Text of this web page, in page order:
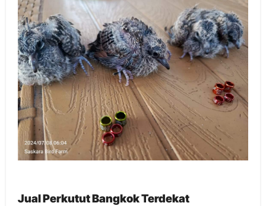
Jual Perkutut Bangkok Terdekat